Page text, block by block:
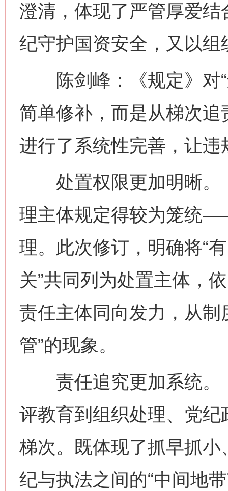
澄清，体现了严管厚爱
纪守护国资安全，又以
陈剑峰：《规定》对“
简单修补，而是从梯次
进行了系统性完善，让
处置权限更加明晰。
理主体规定得较为笼统
理。此次修订，明确将“
关”共同列为处置主体，
责任主体同向发力，从制
管”的现象。
责任追究更加系统。
评教育到组织处理、党
梯次。既体现了抓早抓
纪与执法之间的“中间地